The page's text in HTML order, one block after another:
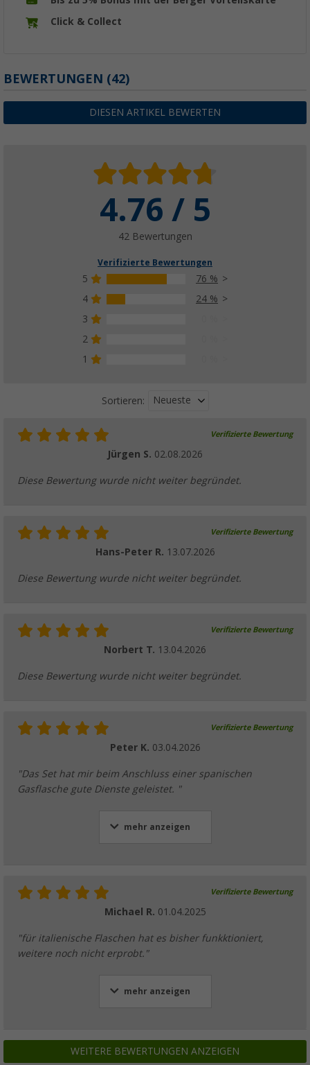
Click & Collect
BEWERTUNGEN (42)
DIESEN ARTIKEL BEWERTEN
4.76 / 5
42 Bewertungen
Verifizierte Bewertungen
5
76 %
4
24 %
3
2
1
Sortieren: Neueste
Verifizierte Bewertung
Jürgen S. 02.08.2026
Diese Bewertung wurde nicht weiter begründet.
Verifizierte Bewertung
Hans-Peter R. 13.07.2026
Diese Bewertung wurde nicht weiter begründet.
Verifizierte Bewertung
Norbert T. 13.04.2026
Diese Bewertung wurde nicht weiter begründet.
Verifizierte Bewertung
Peter K. 03.04.2026
"Das Set hat mir beim Anschluss einer spanischen
Gasflasche gute Dienste geleistet. "
mehr anzeigen
Verifizierte Bewertung
Michael R. 01.04.2025
"für italienische Flaschen hat es bisher funkktioniert,
weitere noch nicht erprobt."
mehr anzeigen
WEITERE BEWERTUNGEN ANZEIGEN